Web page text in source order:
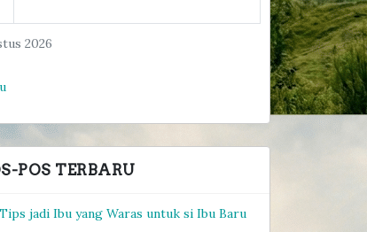
2026
POS TERBARU
jadi Ibu yang Waras untuk si Ibu Baru